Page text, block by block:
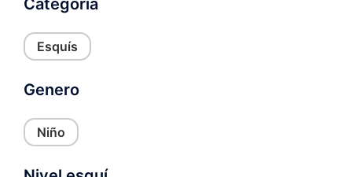
pueden
Categoria
Esquís
Genero
Niño